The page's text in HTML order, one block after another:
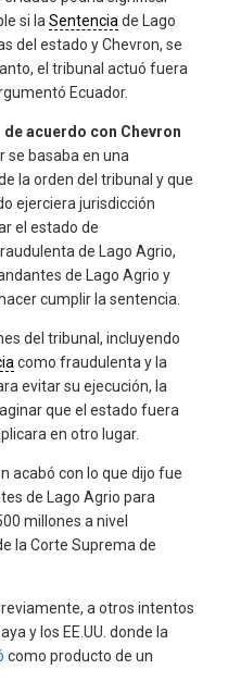
si laSentencia de Lago
del estado y Chevron, se
el tribunal actuó fuera
Ecuador.
acuerdo con Chevron
se basaba en una
la orden del tribunal y que
ejerciera jurisdicción
el estado de
de Lago Agrio,
de Lago Agrio y
cumplir la sentencia.
del tribunal, incluyendo
como fraudulenta y la
evitar su ejecución, la
que el estado fuera
en otro lugar.
acabó con lo que dijo fue
de Lago Agrio para
millones a nivel
la Corte Suprema de
a otros intentos
y los EE.UU. donde la
como producto de un